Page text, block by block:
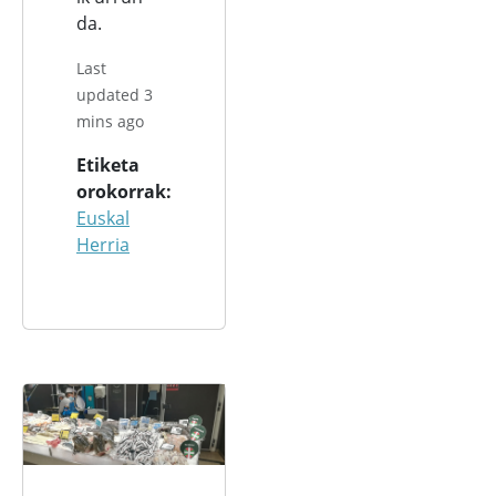
da.
Last
updated 3
mins ago
Etiketa
orokorrak
Euskal
Herria